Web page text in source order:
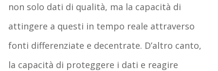
non solo dati di qualità, ma la capacità di
attingere a questi in tempo reale attraverso
fonti differenziate e decentrate. D’altro canto,
la capacità di proteggere i dati e reagire